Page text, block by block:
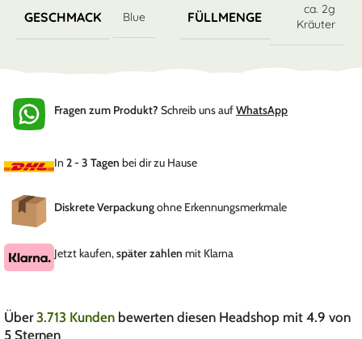
GESCHMACK Blue FÜLLMENGE
ca. 2g
Kräuter
Fragen zum Produkt? Schreib uns aufWhatsApp
In 2 - 3 Tagen bei dir zu Hause
Diskrete Verpackungohne Erkennungsmerkmale
Jetzt kaufen,später zahlen mit Klarna
Über3.713 Kunden bewerten diesen Headshop mit 4.9 von
5 Sternen